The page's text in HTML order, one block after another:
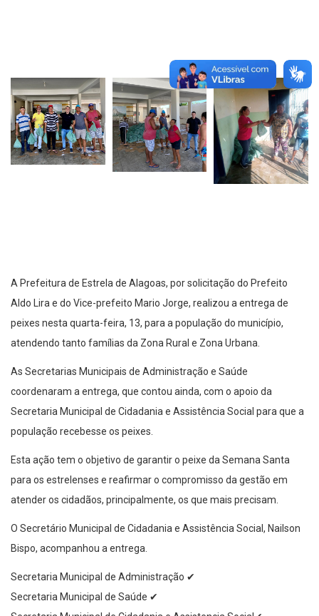
A Prefeitura de Estrela de Alagoas, por solicitação do Prefeito
Aldo Lira e do Vice-prefeito Mario Jorge, realizou a entrega de
peixes nesta quarta-feira, 13, para a população do município,
atendendo tanto famílias da Zona Rural e Zona Urbana.
As Secretarias Municipais de Administração e Saúde
coordenaram a entrega, que contou ainda, com o apoio da
Secretaria Municipal de Cidadania e Assistência Social para que a
população recebesse os peixes.
Esta ação tem o objetivo de garantir o peixe da Semana Santa
para os estrelenses e reafirmar o compromisso da gestão em
atender os cidadãos, principalmente, os que mais precisam.
O Secretário Municipal de Cidadania e Assistência Social, Nailson
Bispo, acompanhou a entrega.
Secretaria Municipal de Administração ✔
Secretaria Municipal de Saúde ✔